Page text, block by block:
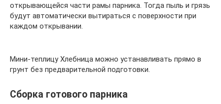
открывающейся части рамы парника. Тогда пыль и грязь
будут автоматически вытираться с поверхности при
каждом открывании.
Мини-теплицу Хлебница можно устанавливать прямо в
грунт без предварительной подготовки.
Сборка готового парника